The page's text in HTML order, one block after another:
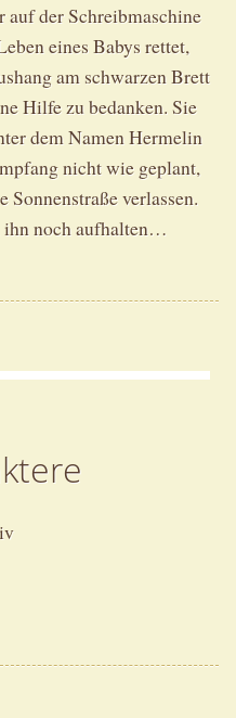
der Schreibmaschine
eines Babys rettet,
am schwarzen Brett
Hilfe zu bedanken. Sie
dem Namen Hermelin
nicht wie geplant,
verlassen.
ihn noch aufhalten…